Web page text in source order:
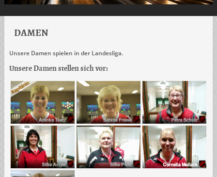
DAMEN
Unsere Damen spielen in der Landesliga.
Unsere Damen stellen sich vor: